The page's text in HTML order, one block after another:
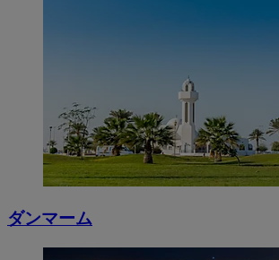
ダンマーム